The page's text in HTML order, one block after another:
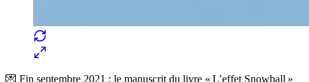
💌 Fin septembre 2021 : le manuscrit du livre « L’effet Snowball »